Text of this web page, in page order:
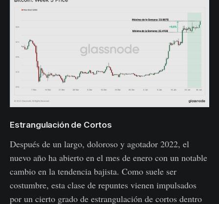
Estrangulación de Cortos
Después de un largo, doloroso y agotador 2022, el
nuevo año ha abierto en el mes de enero con un notable
cambio en la tendencia bajista. Como suele ser
costumbre, esta clase de repuntes vienen impulsados
por un cierto grado de estrangulación de cortos dentro